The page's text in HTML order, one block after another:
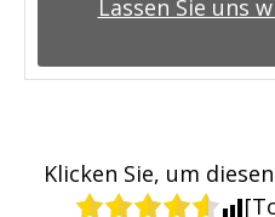
Lassen Sie uns
Klicken Sie, um